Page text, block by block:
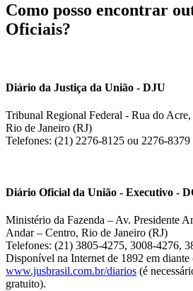
Como posso encontrar
Oficiais?
Diário da Justiça da União - DJU
Tribunal Regional Federal - Rua do
Rio de Janeiro (RJ)
Telefones: (21) 2276-8125 ou 2276-8379
Diário Oficial da União - Executivo -
Ministério da Fazenda – Av. Presidente
Andar – Centro, Rio de Janeiro (RJ)
Telefones: (21) 3805-4275, 3008-4276,
Disponível na Internet de 1892 em diante
www.jusbrasil.com.br/diarios (é
gratuito).